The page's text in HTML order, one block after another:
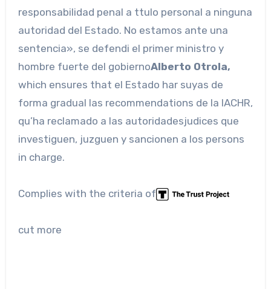
responsabilidad penal a ttulo personal a ninguna
autoridad del Estado. No estamos ante una
sentencia», se defendi el primer ministro y
hombre fuerte del gobiernoAlberto Otrola,
which ensures that el Estado har suyas de
forma gradual las recommendations de la IACHR,
qu’ha reclamado a las autoridadesjudices que
investiguen, juzguen y sancionen a los persons
in charge.
Complies with the criteria of
cut more